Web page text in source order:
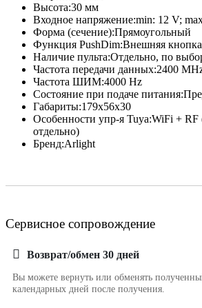
Высота:30 мм
Входное напряжение:min: 12 V;
Форма (сечение):Прямоугольный
Функция PushDim:Внешняя кнопка
Наличие пульта:Отдельно, по
Частота передачи данных:2400
Частота ШИМ:4000 Hz
Состояние при подаче питания:
Габариты:179х56х30
Особенности упр-я Tuya:WiFi + RF
отдельно)
Бренд:Arlight
Сервисное сопровождение
Возврат/обмен 30 дней
Вы можете вернуть или обменять
календарных дней после получения.